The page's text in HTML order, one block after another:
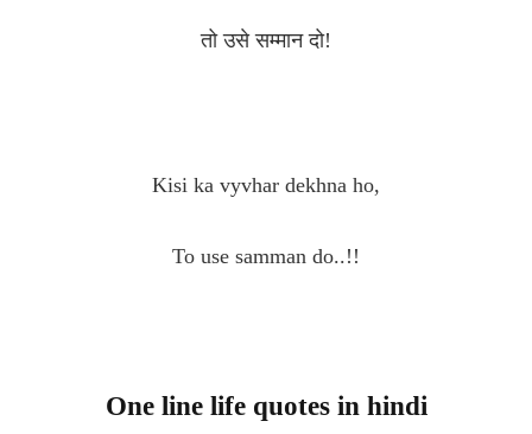
तो उसे सम्मान दो!
Kisi ka vyvhar dekhna ho,
To use samman do..!!
One line life quotes in hindi